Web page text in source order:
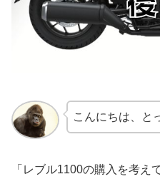
こんにちは、と
「レブル1100の購入を考え